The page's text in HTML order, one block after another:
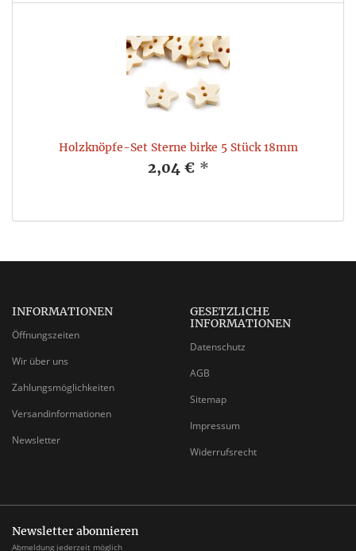
Holzknöpfe-Set Sterne birke 5 Stück 18mm
2,04 € *
INFORMATIONEN
Öffnungszeiten
Wir über uns
Zahlungsmöglichkeiten
Versandinformationen
Newsletter
GESETZLICHE
INFORMATIONEN
Datenschutz
AGB
Sitemap
Impressum
Widerrufsrecht
Newsletter abonnieren
Abmeldung jederzeit möglich